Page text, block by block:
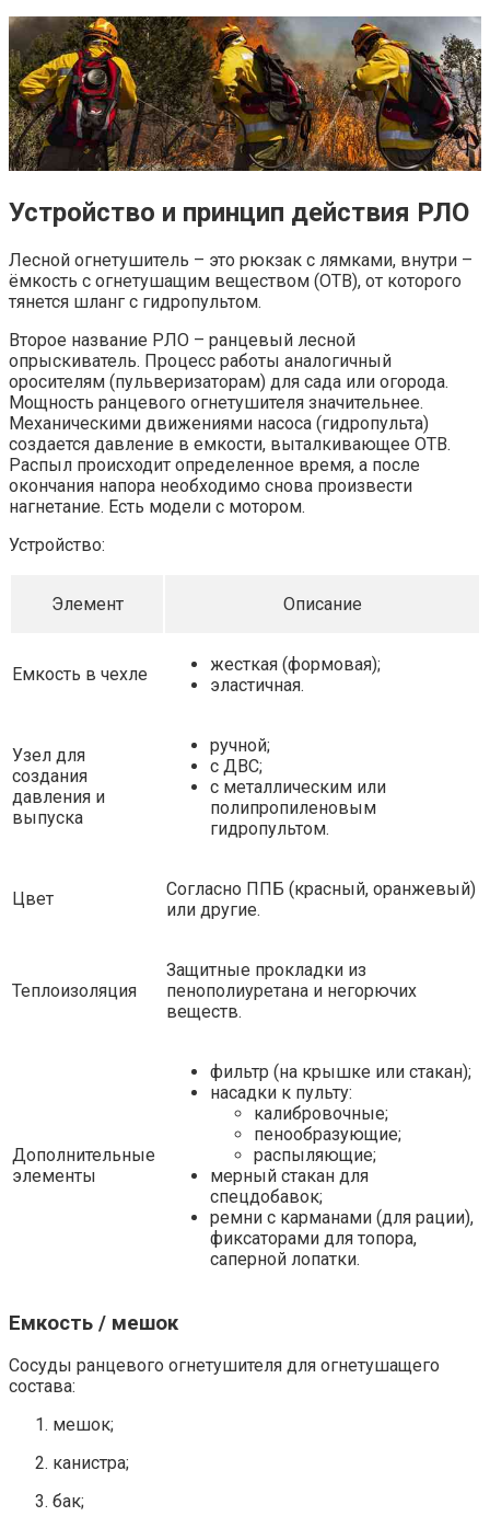
Устройство и принцип действия РЛО
Лесной огнетушитель – это рюкзак с лямками, внутри –
ёмкость с огнетушащим веществом (ОТВ), от которого
тянется шланг с гидропультом.
Второе название РЛО – ранцевый лесной
опрыскиватель. Процесс работы аналогичный
оросителям (пульверизаторам) для сада или огорода.
Мощность ранцевого огнетушителя значительнее.
Механическими движениями насоса (гидропульта)
создается давление в емкости, выталкивающее ОТВ.
Распыл происходит определенное время, а после
окончания напора необходимо снова произвести
нагнетание. Есть модели с мотором.
Устройство:
Элемент Описание
Емкость в чехле
жесткая (формовая);
эластичная.
Узел для
создания
давления и
выпуска
ручной;
с ДВС;
с металлическим или
полипропиленовым
гидропультом.
Цвет
Согласно ППБ (красный, оранжевый)
или другие.
Теплоизоляция
Защитные прокладки из
пенополиуретана и негорючих
веществ.
Дополнительные
элементы
фильтр (на крышке или стакан);
насадки к пульту:
калибровочные;
пенообразующие;
распыляющие;
мерный стакан для
спецдобавок;
ремни с карманами (для рации),
фиксаторами для топора,
саперной лопатки.
Емкость / мешок
Сосуды ранцевого огнетушителя для огнетушащего
состава:
мешок;
канистра;
бак;